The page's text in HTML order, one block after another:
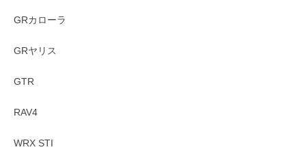
GRカローラ
GRヤリス
GTR
RAV4
WRX STI